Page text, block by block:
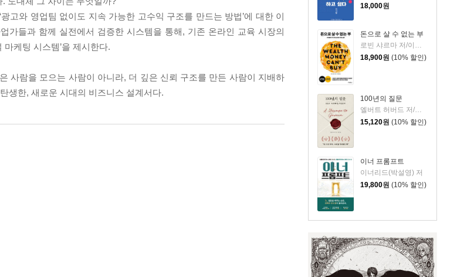
18,000원
돈으로 살 수 없는 부
로빈 샤르마 저/이영래 역
18,900원 (10% 할인)
100년의 질문
15,120원 (10% 할인)
이너 프롬프트
이너리드(박설영) 저
19,800원 (10% 할인)
고와 영업팀 없이도 지속 가능한 고수익 구조를 만드는 방법’에 대한 이
가들과 함께 실전에서 검증한 시스템을 통해, 기존 온라인 교육 시장의
케팅 시스템’을 제시한다.
사람을 모으는 사람이 아니라, 더 깊은 신뢰 구조를 만든 사람이 지배하
생한, 새로운 시대의 비즈니스 설계서다.